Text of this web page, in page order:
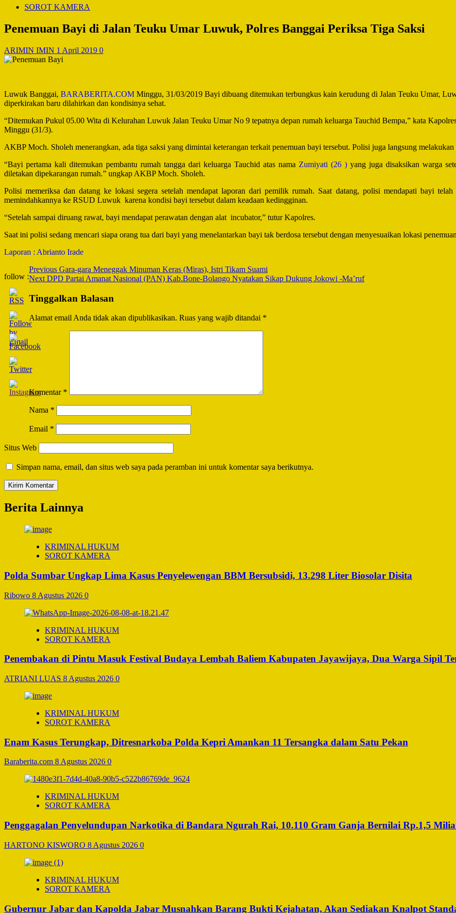
SOROT KAMERA
Penemuan Bayi di Jalan Teuku Umar Luwuk, Polres Banggai Periksa Tiga Saksi
ARIMIN IMIN 1 April 2019 0
Luwuk Banggai, BARABERITA.COM Minggu, 31/03/2019 Bayi dibuang ditemukan terbungkus kain kerudung di Jalan Teuku Umar,
diperkirakan baru dilahirkan dan kondisinya sehat.
“Ditemukan Pukul 05.00 Wita di Kelurahan Luwuk Jalan Teuku Umar No 9 tepatnya depan rumah keluarga Tauchid Bempa,” kata
Minggu (31/3).
AKBP Moch. Sholeh menerangkan, ada tiga saksi yang dimintai keterangan terkait penemuan bayi tersebut. Polisi juga langsung melakukan
“Bayi pertama kali ditemukan pembantu rumah tangga dari keluarga Tauchid atas nama Zumiyati (26 ) yang juga disaksikan warga
diletakan dipekarangan rumah.” ungkap AKBP Moch. Sholeh.
Polisi memeriksa dan datang ke lokasi segera setelah mendapat laporan dari pemilik rumah. Saat datang, polisi mendapati bayi
memindahkannya ke RSUD Luwuk karena kondisi bayi tersebut dalam keadaan kedingginan.
“Setelah sampai diruang rawat, bayi mendapat perawatan dengan alat incubator,” tutur Kapolres.
Saat ini polisi sedang mencari siapa orang tua dari bayi yang menelantarkan bayi tak berdosa tersebut dengan menyesuaikan lokasi
Laporan : Abrianto Irade
follow :
Post
Navigation
Previous Gara-gara Meneggak Minuman Keras (Miras), Istri Tikam Suami
Next DPD Partai Amanat Nasional (PAN) Kab.Bone-Bolango Nyatakan Sikap Dukung Jokowi -Ma’ruf
Tinggalkan Balasan
Alamat email Anda tidak akan dipublikasikan. Ruas yang wajib ditandai *
Komentar *
Nama *
Email *
Situs Web
Simpan nama, email, dan situs web saya pada peramban ini untuk komentar saya berikutnya.
Berita Lainnya
KRIMINAL HUKUM
SOROT KAMERA
Polda Sumbar Ungkap Lima Kasus Penyelewengan BBM Bersubsidi, 13.298 Liter Biosolar Disita
Ribowo 8 Agustus 2026 0
KRIMINAL HUKUM
SOROT KAMERA
Penembakan di Pintu Masuk Festival Budaya Lembah Baliem Kabupaten Jayawijaya, Dua Warga Sipil
ATRIANI LUAS 8 Agustus 2026 0
KRIMINAL HUKUM
SOROT KAMERA
Enam Kasus Terungkap, Ditresnarkoba Polda Kepri Amankan 11 Tersangka dalam Satu Pekan
Baraberita.com 8 Agustus 2026 0
KRIMINAL HUKUM
SOROT KAMERA
Penggagalan Penyelundupan Narkotika di Bandara Ngurah Rai, 10.110 Gram Ganja Bernilai Rp.1,5
HARTONO KISWORO 8 Agustus 2026 0
KRIMINAL HUKUM
SOROT KAMERA
Gubernur Jabar dan Kapolda Jabar Musnahkan Barang Bukti Kejahatan, Akan Sediakan Knalpot